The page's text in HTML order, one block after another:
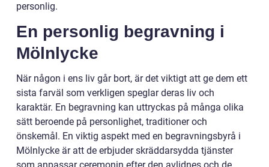
personlig.
En personlig begravning i
Mölnlycke
När någon i ens liv går bort, är det viktigt att ge dem ett
sista farväl som verkligen speglar deras liv och
karaktär. En begravning kan uttryckas på många olika
sätt beroende på personlighet, traditioner och
önskemål. En viktig aspekt med en begravningsbyrå i
Mölnlycke är att de erbjuder skräddarsydda tjänster